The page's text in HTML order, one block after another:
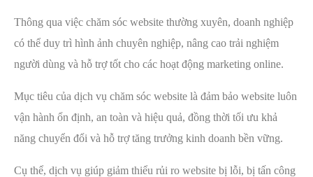
Thông qua việc chăm sóc website thường xuyên, doanh nghiệp
có thể duy trì hình ảnh chuyên nghiệp, nâng cao trải nghiệm
người dùng và hỗ trợ tốt cho các hoạt động marketing online.
Mục tiêu của dịch vụ chăm sóc website là đảm bảo website luôn
vận hành ổn định, an toàn và hiệu quả, đồng thời tối ưu khả
năng chuyển đổi và hỗ trợ tăng trưởng kinh doanh bền vững.
Cụ thể, dịch vụ giúp giảm thiểu rủi ro website bị lỗi, bị tấn công